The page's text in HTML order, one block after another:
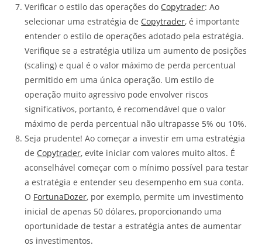
Verificar o estilo das operações do Copytrader: Ao
selecionar uma estratégia de Copytrader, é importante
entender o estilo de operações adotado pela estratégia.
Verifique se a estratégia utiliza um aumento de posições
(scaling) e qual é o valor máximo de perda percentual
permitido em uma única operação. Um estilo de
operação muito agressivo pode envolver riscos
significativos, portanto, é recomendável que o valor
máximo de perda percentual não ultrapasse 5% ou 10%.
Seja prudente! Ao começar a investir em uma estratégia
de Copytrader, evite iniciar com valores muito altos. É
aconselhável começar com o mínimo possível para testar
a estratégia e entender seu desempenho em sua conta.
O FortunaDozer, por exemplo, permite um investimento
inicial de apenas 50 dólares, proporcionando uma
oportunidade de testar a estratégia antes de aumentar
os investimentos.